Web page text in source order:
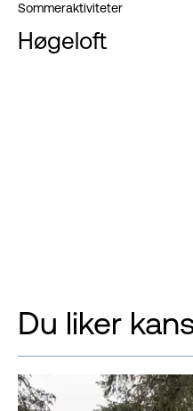
Sommeraktiviteter
Høgeloft
Du liker